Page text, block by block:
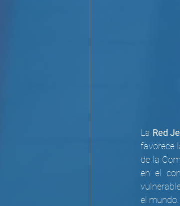
La Red
favorece
de la
en el
el mundo.